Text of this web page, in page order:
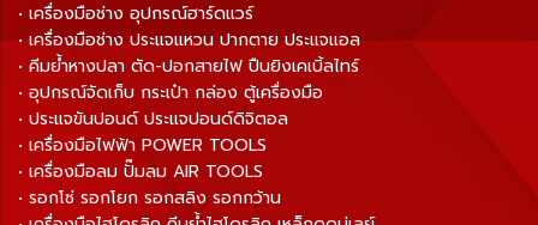
• เครื่องมือช่าง อุปกรณ์ฮาร์ดแวร์
• เครื่องมือช่าง ประแจแหวน ปากตาย ประแจแอล
• คีมย้ำหางปลา ตัด-ปอกสายไฟ ปืนยิงเคเบิ้ลไทร์
• อุปกรณ์จัดเก็บ กระเป๋า กล่อง ตู้เครื่องมือ
• ประแจขันปอนด์ ประแจปอนด์ดิจิตอล
• เครื่องมือไฟฟ้า POWER TOOLS
• เครื่องมือลม ปั๊มลม AIR TOOLS
• รอกโซ่ รอกโยก รอกสลิง รอกกว้าน